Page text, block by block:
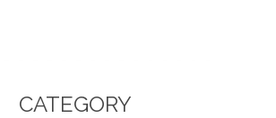
CATEGORY